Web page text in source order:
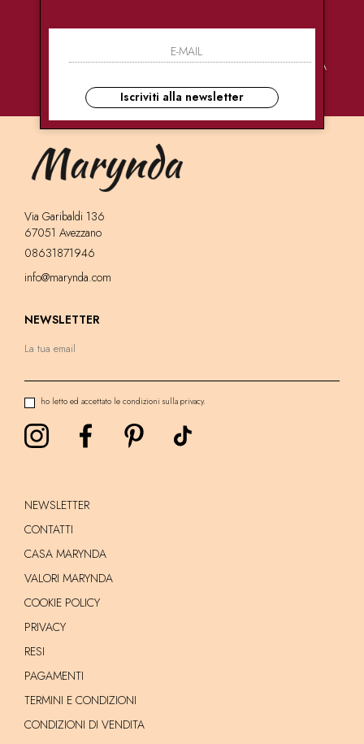
PAGAMENTI
CONSEGNE
ULTRA RAPIDE
ASSISTENZA
Via Garibaldi 136
67051 Avezzano
08631871946
info@marynda.com
NEWSLETTER
ho letto ed accettato le condizioni sulla privacy.
NEWSLETTER
CONTATTI
CASA MARYNDA
VALORI MARYNDA
COOKIE POLICY
PRIVACY
RESI
PAGAMENTI
TERMINI E CONDIZIONI
CONDIZIONI DI VENDITA
Iscriviti alla newsletter